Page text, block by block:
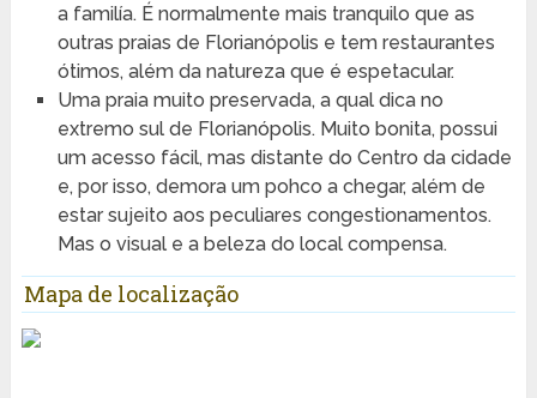
a familía. É normalmente mais tranquilo que as
outras praias de Florianópolis e tem restaurantes
ótimos, além da natureza que é espetacular.
Uma praia muito preservada, a qual dica no
extremo sul de Florianópolis. Muito bonita, possui
um acesso fácil, mas distante do Centro da cidade
e, por isso, demora um pohco a chegar, além de
estar sujeito aos peculiares congestionamentos.
Mas o visual e a beleza do local compensa.
Mapa de localização